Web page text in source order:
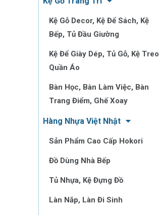
Kệ Gỗ Decor, Kệ Để Sách, Kệ
Bếp, Tủ Đầu Giường
Kệ Để Giày Dép, Tủ Gỗ, Kệ Treo
Quần Áo
Bàn Học, Bàn Làm Việc, Bàn
Trang Điểm, Ghế Xoay
Hàng Nhựa Việt Nhật
Sản Phẩm Cao Cấp Hokori
Đồ Dùng Nhà Bếp
Tủ Nhựa, Kệ Đựng Đồ
Làn Nắp, Làn Đi Sinh